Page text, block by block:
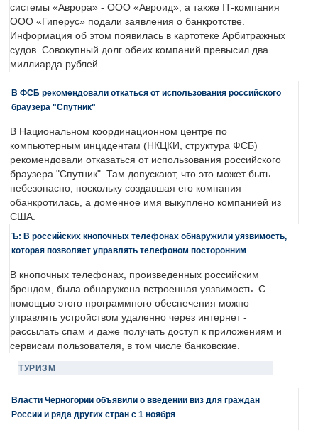
системы «Аврора» - ООО «Авроид», а также IT-компания
ООО «Гиперус» подали заявления о банкротстве.
Информация об этом появилась в картотеке Арбитражных
судов. Совокупный долг обеих компаний превысил два
миллиарда рублей.
В ФСБ рекомендовали откаться от использования российского
браузера "Спутник"
В Национальном координационном центре по
компьютерным инцидентам (НКЦКИ, структура ФСБ)
рекомендовали отказаться от использования российского
браузера "Спутник". Там допускают, что это может быть
небезопасно, поскольку создавшая его компания
обанкротилась, а доменное имя выкуплено компанией из
США.
Ъ: В российских кнопочных телефонах обнаружили уязвимость,
которая позволяет управлять телефоном посторонним
В кнопочных телефонах, произведенных российским
брендом, была обнаружена встроенная уязвимость. С
помощью этого программного обеспечения можно
управлять устройством удаленно через интернет -
рассылать спам и даже получать доступ к приложениям и
сервисам пользователя, в том числе банковские.
ТУРИЗМ
Власти Черногории объявили о введении виз для граждан
России и ряда других стран с 1 ноября